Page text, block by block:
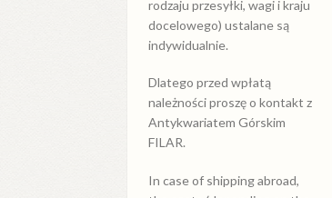
rodzaju przesyłki, wagi i kraju
docelowego) ustalane są
indywidualnie.
Dlatego przed wpłatą
należności proszę o kontakt z
Antykwariatem Górskim
FILAR.
In case of shipping abroad,